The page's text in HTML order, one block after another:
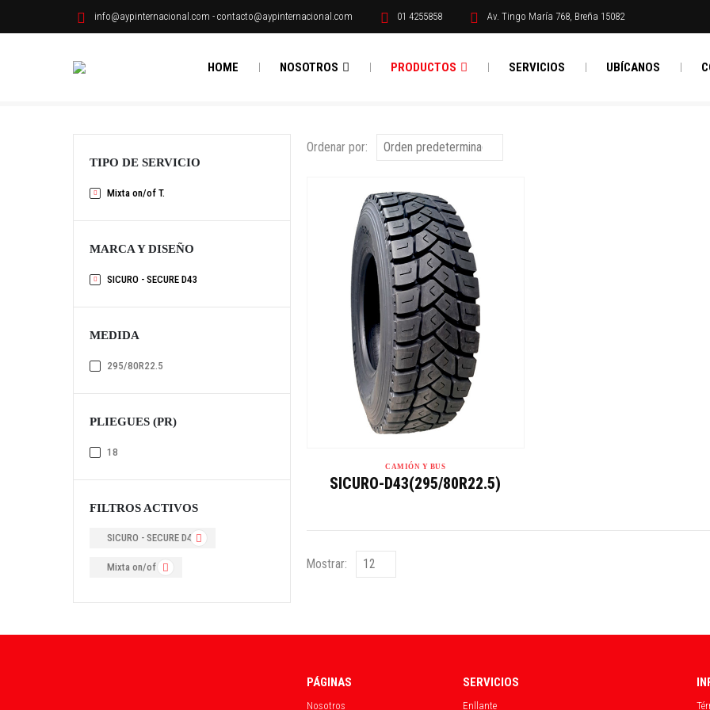
info@aypinternacional.com - contacto@aypinternacional.com 01 4255858 Av. Tingo María 768, Breña 15082
HOME NOSOTROS PRODUCTOS SERVICIOS UBÍCANOS
Ordenar por:
CAMIÓN Y BUS
SICURO-D43(295/80R22.5)
Mostrar:
TIPO DE SERVICIO
Mixta on/of T.
MARCA Y DISEÑO
SICURO - SECURE D43
MEDIDA
295/80R22.5
PLIEGUES (PR)
18
FILTROS ACTIVOS
SICURO - SECURE D43
Mixta on/of T.
PÁGINAS
Nosotros
SERVICIOS
Enllante